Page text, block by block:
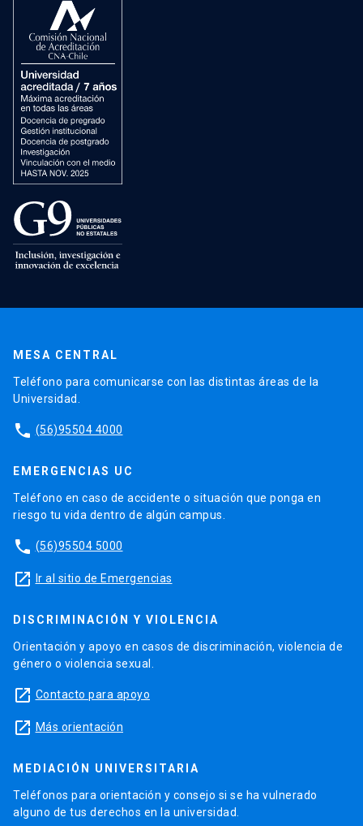
MESA CENTRAL
Teléfono para comunicarse con las distintas áreas de la
Universidad.
phone (56)95504 4000
EMERGENCIAS UC
Teléfono en caso de accidente o situación que ponga en
riesgo tu vida dentro de algún campus.
phone (56)95504 5000
launch Ir al sitio de Emergencias
DISCRIMINACIÓN Y VIOLENCIA
Orientación y apoyo en casos de discriminación, violencia de
género o violencia sexual.
launch Contacto para apoyo
launch Más orientación
MEDIACIÓN UNIVERSITARIA
Teléfonos para orientación y consejo si se ha vulnerado
alguno de tus derechos en la universidad.